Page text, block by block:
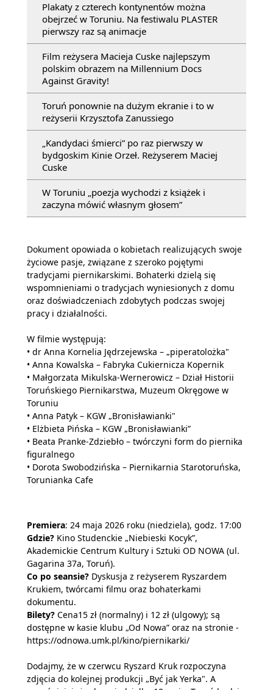
Plakaty z czterech kontynentów można
obejrzeć w Toruniu. Na festiwalu PLASTER
pierwszy raz są animacje
Film reżysera Macieja Cuske najlepszym
polskim obrazem na Millennium Docs
Against Gravity!
Toruń ponownie na dużym ekranie i to w
reżyserii Krzysztofa Zanussiego
„Kandydaci śmierci” po raz pierwszy w
bydgoskim Kinie Orzeł. Reżyserem Maciej
Cuske
W Toruniu „poezja wychodzi z książek i
zaczyna mówić własnym głosem”
Dokument opowiada o kobietach realizujących swoje
życiowe pasje, związane z szeroko pojętymi
tradycjami piernikarskimi. Bohaterki dzielą się
wspomnieniami o tradycjach wyniesionych z domu
oraz doświadczeniach zdobytych podczas swojej
pracy i działalności.
W filmie występują:
• dr Anna Kornelia Jędrzejewska – „piperatolożka"
• Anna Kowalska – Fabryka Cukiernicza Kopernik
• Małgorzata Mikulska-Wernerowicz – Dział Historii
Toruńskiego Piernikarstwa, Muzeum Okręgowe w
Toruniu
• Anna Patyk – KGW „Bronisławianki"
• Elżbieta Pińska – KGW „Bronisławianki”
• Beata Pranke-Zdziebło – twórczyni form do piernika
figuralnego
• Dorota Swobodzińska – Piernikarnia Starotoruńska,
Torunianka Cafe
Premiera: 24 maja 2026 roku (niedziela), godz. 17:00
Gdzie? Kino Studenckie „Niebieski Kocyk”,
Akademickie Centrum Kultury i Sztuki OD NOWA (ul.
Gagarina 37a, Toruń).
Co po seansie? Dyskusja z reżyserem Ryszardem
Krukiem, twórcami filmu oraz bohaterkami
dokumentu.
Bilety? Cena15 zł (normalny) i 12 zł (ulgowy); są
dostępne w kasie klubu „Od Nowa” oraz na stronie -
https://odnowa.umk.pl/kino/piernikarki/
Dodajmy, że w czerwcu Ryszard Kruk rozpoczyna
zdjęcia do kolejnej produkcji „Być jak Yerka". A